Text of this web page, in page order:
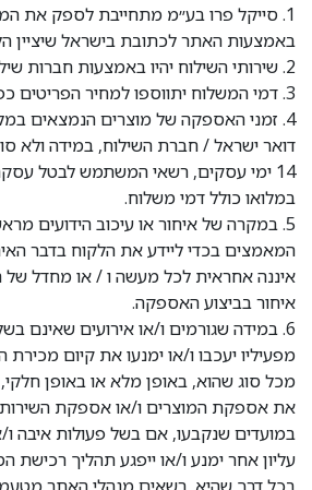
1. סייקל פרו בע״מ מתחייבת לספק את
באמצעות האתר לכתובת בישראל שיציין
2. שירותי השילוח יהיו באמצעות חברות שילוח.
3. דמי המשלוח יתווספו למחיר הפריטים כפי שמצוין באתר.
4. זמני האספקה של מוצרים הנמצאים
דואר ישראל / חברת השילוח, במידה ולא
14 ימי עסקים, רשאי המשתמש לבטל
במלואו כולל דמי משלוח.
5. במקרה של איחור או עיכוב הידועים
המאמצים בכדי ליידע את הלקוח בדבר
איננה אחראית לכל מעשה ו / או מחדל של
איחור בביצוע האספקה.
6. במידה שגורמים ו/או אירועים שאינם
מפעיליו יעכבו ו/או ימנעו את קיום מכירת
מכל סוג שהוא, באופן מלא או באופן
את אספקת המוצרים ו/או אספקת
במועדים שנקבעו, אם בשל פעולות איבה
עליון אחר ימנע ו/או ייפגע תהליך רכישת